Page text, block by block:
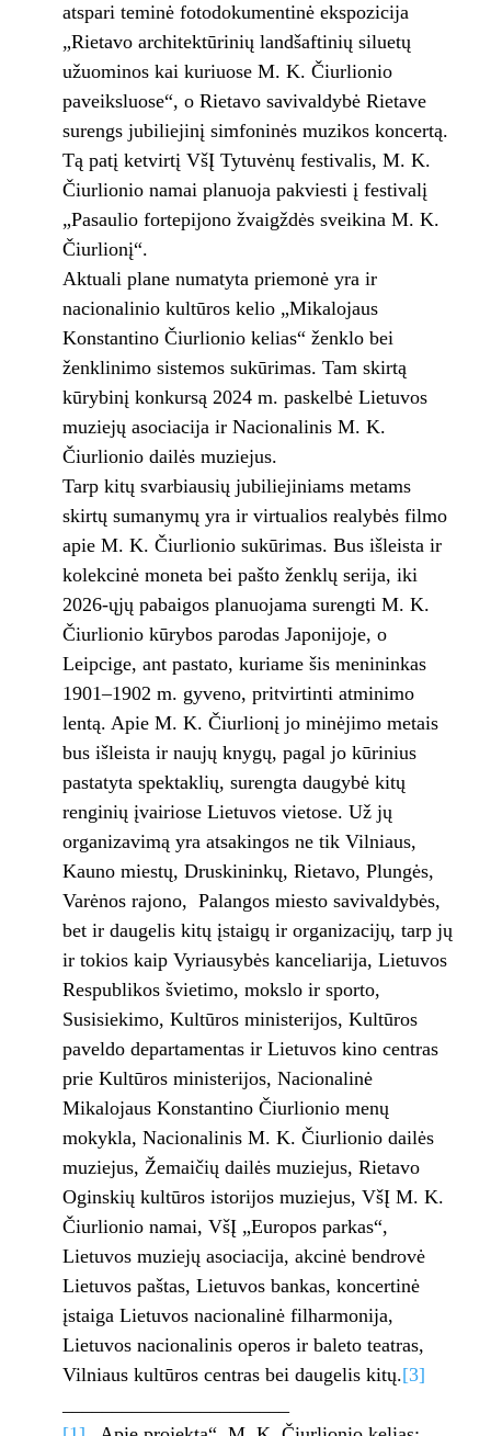
atspari teminė fotodokumentinė ekspozicija
„Rietavo architektūrinių landšaftinių siluetų
užuominos kai kuriuose M. K. Čiurlionio
paveiksluose“, o Rietavo savivaldybė Rietave
surengs jubiliejinį simfoninės muzikos koncertą.
Tą patį ketvirtį VšĮ Tytuvėnų festivalis, M. K.
Čiurlionio namai planuoja pakviesti į festivalį
„Pasaulio fortepijono žvaigždės sveikina M. K.
Čiurlionį“.
Aktuali plane numatyta priemonė yra ir
nacionalinio kultūros kelio „Mikalojaus
Konstantino Čiurlionio kelias“ ženklo bei
ženklinimo sistemos sukūrimas. Tam skirtą
kūrybinį konkursą 2024 m. paskelbė Lietuvos
muziejų asociacija ir Nacionalinis M. K.
Čiurlionio dailės muziejus.
Tarp kitų svarbiausių jubiliejiniams metams
skirtų sumanymų yra ir virtualios realybės filmo
apie M. K. Čiurlionio sukūrimas. Bus išleista ir
kolekcinė moneta bei pašto ženklų serija, iki
2026-ųjų pabaigos planuojama surengti M. K.
Čiurlionio kūrybos parodas Japonijoje, o
Leipcige, ant pastato, kuriame šis menininkas
1901–1902 m. gyveno, pritvirtinti atminimo
lentą. Apie M. K. Čiurlionį jo minėjimo metais
bus išleista ir naujų knygų, pagal jo kūrinius
pastatyta spektaklių, surengta daugybė kitų
renginių įvairiose Lietuvos vietose. Už jų
organizavimą yra atsakingos ne tik Vilniaus,
Kauno miestų, Druskininkų, Rietavo, Plungės,
Varėnos rajono, Palangos miesto savivaldybės,
bet ir daugelis kitų įstaigų ir organizacijų, tarp jų
ir tokios kaip Vyriausybės kanceliarija, Lietuvos
Respublikos švietimo, mokslo ir sporto,
Susisiekimo, Kultūros ministerijos, Kultūros
paveldo departamentas ir Lietuvos kino centras
prie Kultūros ministerijos, Nacionalinė
Mikalojaus Konstantino Čiurlionio menų
mokykla, Nacionalinis M. K. Čiurlionio dailės
muziejus, Žemaičių dailės muziejus, Rietavo
Oginskių kultūros istorijos muziejus, VšĮ M. K.
Čiurlionio namai, VšĮ „Europos parkas“,
Lietuvos muziejų asociacija, akcinė bendrovė
Lietuvos paštas, Lietuvos bankas, koncertinė
įstaiga Lietuvos nacionalinė filharmonija,
Lietuvos nacionalinis operos ir baleto teatras,
Vilniaus kultūros centras bei daugelis kitų.[3]